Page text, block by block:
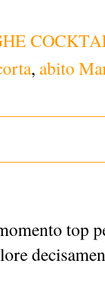
, abito
top